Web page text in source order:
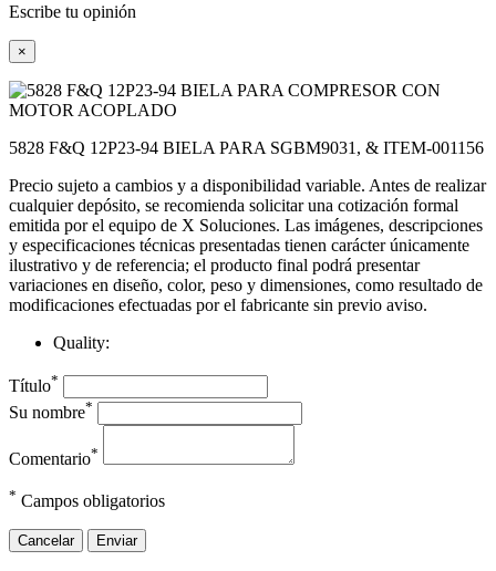
Escribe tu opinión
×
5828 F&Q 12P23-94 BIELA PARA SGBM9031, & ITEM-001156
Precio sujeto a cambios y a disponibilidad variable. Antes de realizar
cualquier depósito, se recomienda solicitar una cotización formal
emitida por el equipo de X Soluciones. Las imágenes, descripciones
y especificaciones técnicas presentadas tienen carácter únicamente
ilustrativo y de referencia; el producto final podrá presentar
variaciones en diseño, color, peso y dimensiones, como resultado de
modificaciones efectuadas por el fabricante sin previo aviso.
Quality:
Título*
Su nombre*
Comentario*
* Campos obligatorios
Cancelar Enviar